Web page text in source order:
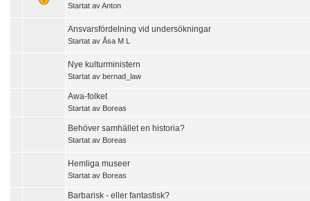
Startat avAnton
Ansvarsfördelning vid undersökningar
Startat av Åsa M L
Nye kulturministern
Startat av bernad_law
Awa-folket
Startat av Boreas
Behöver samhället en historia?
Startat av Boreas
Hemliga museer
Startat av Boreas
Barbarisk - eller fantastisk?